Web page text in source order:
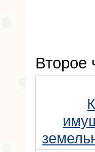
Второе